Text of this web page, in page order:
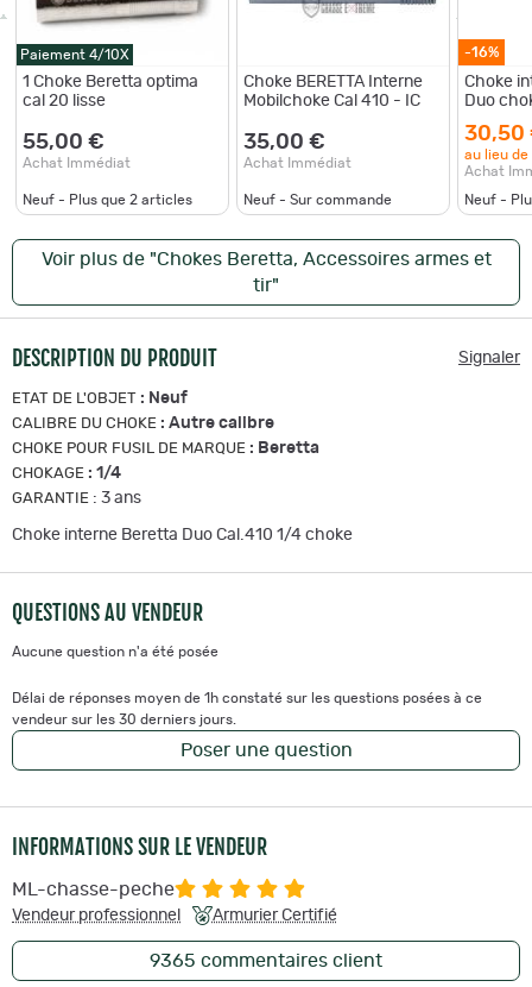
Paiement 4/10X
1 Choke Beretta optima
cal 20 lisse
55,00 €
Achat Immédiat
Neuf - Plus que 2 articles
Choke BERETTA Interne
Mobilchoke Cal 410 - IC
35,00 €
Achat Immédiat
Neuf - Sur commande
-16%
Choke
Duo
30,50
au lieu de
Achat
Neuf -
Voir plus de "Chokes Beretta, Accessoires armes et
tir"
DESCRIPTION DU PRODUIT Signaler
ETAT DE L'OBJET : Neuf
CALIBRE DU CHOKE : Autre calibre
CHOKE POUR FUSIL DE MARQUE : Beretta
CHOKAGE : 1/4
GARANTIE : 3 ans
Choke interne Beretta Duo Cal.410 1/4 choke
QUESTIONS AU VENDEUR
Aucune question n'a été posée
Délai de réponses moyen de 1h constaté sur les questions posées à ce
vendeur sur les 30 derniers jours.
Poser une question
INFORMATIONS SUR LE VENDEUR
ML-chasse-peche
Vendeur professionnel Armurier Certifié
9365 commentaires client